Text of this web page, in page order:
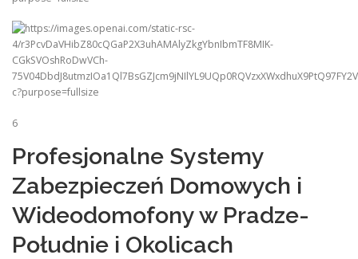
6
Profesjonalne Systemy
Zabezpieczeń Domowych i
Wideodomofony w Pradze-
Południe i Okolicach